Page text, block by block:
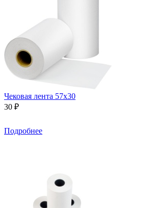
Чековая лента 57х30
30 ₽
Подробнее